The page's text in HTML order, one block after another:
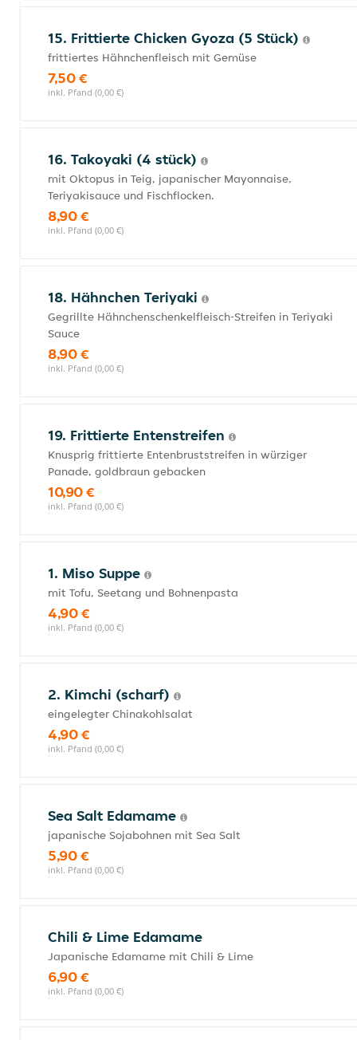
15. Frittierte Chicken Gyoza (5 Stück)
frittiertes Hähnchenfleisch mit Gemüse
7,50 €
inkl. Pfand (0,00 €)
16. Takoyaki (4 stück)
mit Oktopus in Teig, japanischer Mayonnaise,
Teriyakisauce und Fischflocken.
8,90 €
inkl. Pfand (0,00 €)
18. Hähnchen Teriyaki
Gegrillte Hähnchenschenkelfleisch-Streifen in Teriyaki
Sauce
8,90 €
inkl. Pfand (0,00 €)
19. Frittierte Entenstreifen
Knusprig frittierte Entenbruststreifen in würziger
Panade, goldbraun gebacken
10,90 €
inkl. Pfand (0,00 €)
1. Miso Suppe
mit Tofu, Seetang und Bohnenpasta
4,90 €
inkl. Pfand (0,00 €)
2. Kimchi (scharf)
eingelegter Chinakohlsalat
4,90 €
inkl. Pfand (0,00 €)
Sea Salt Edamame
japanische Sojabohnen mit Sea Salt
5,90 €
inkl. Pfand (0,00 €)
Chili & Lime Edamame
Japanische Edamame mit Chili & Lime
6,90 €
inkl. Pfand (0,00 €)